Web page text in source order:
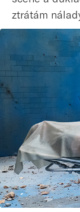
ztrátám